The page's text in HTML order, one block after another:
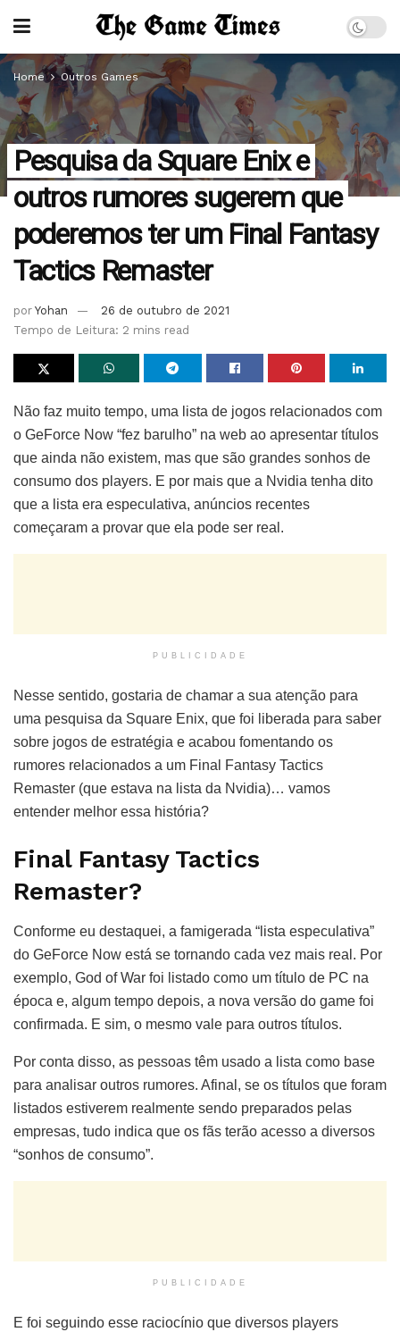
Home Outros Games
Pesquisa da Square Enix e
outros rumores sugerem que
poderemos ter um Final Fantasy
Tactics Remaster
por Yohan
26 de outubro de 2021
Tempo de Leitura: 2 mins read
Não faz muito tempo, uma lista de jogos relacionados com
o GeForce Now “fez barulho” na web ao apresentar títulos
que ainda não existem, mas que são grandes sonhos de
consumo dos players. E por mais que a Nvidia tenha dito
que a lista era especulativa, anúncios recentes
começaram a provar que ela pode ser real.
PUBLICIDADE
Nesse sentido, gostaria de chamar a sua atenção para
uma pesquisa da Square Enix, que foi liberada para saber
sobre jogos de estratégia e acabou fomentando os
rumores relacionados a um Final Fantasy Tactics
Remaster (que estava na lista da Nvidia)… vamos
entender melhor essa história?
Final Fantasy Tactics
Remaster?
Conforme eu destaquei, a famigerada “lista especulativa”
do GeForce Now está se tornando cada vez mais real. Por
exemplo, God of War foi listado como um título de PC na
época e, algum tempo depois, a nova versão do game foi
confirmada. E sim, o mesmo vale para outros títulos.
Por conta disso, as pessoas têm usado a lista como base
para analisar outros rumores. Afinal, se os títulos que foram
listados estiverem realmente sendo preparados pelas
empresas, tudo indica que os fãs terão acesso a diversos
“sonhos de consumo”.
PUBLICIDADE
E foi seguindo esse raciocínio que diversos players